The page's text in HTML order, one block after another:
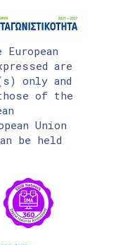
are
only and
of the
Union
be held